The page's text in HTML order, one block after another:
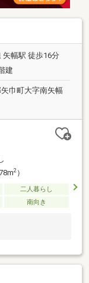
矢幅駅 徒歩16分
建
巾町大字南矢幅
2）
二人暮らし
南向き